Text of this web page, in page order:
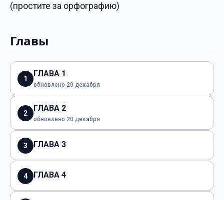
(простите за орфографию)
Главы
1
ГЛАВА 1
обновлено 20 декабря
2
ГЛАВА 2
обновлено 20 декабря
3 ГЛАВА 3
4 ГЛАВА 4